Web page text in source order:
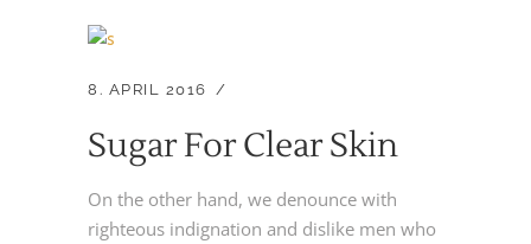
8. APRIL 2016
Sugar For Clear Skin
On the other hand, we denounce with
righteous indignation and dislike men who